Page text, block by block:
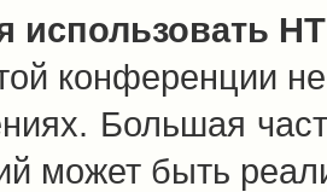
использовать
конференции
Большая
может быть